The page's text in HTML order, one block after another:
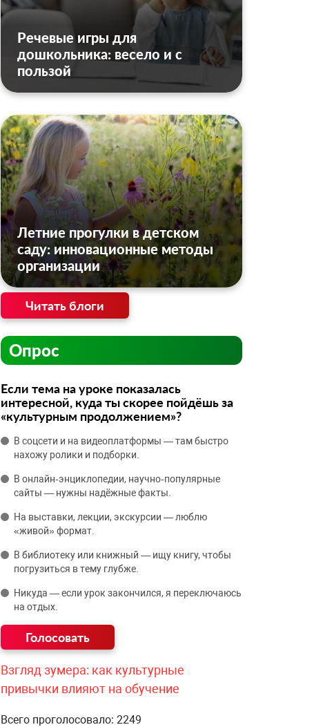
Речевые игры для
дошкольника: весело и с
пользой
Летние прогулки в детском
саду: инновационные методы
организации
Читать блоги
Опрос
Если тема на уроке показалась
интересной, куда ты скорее пойдёшь за
«культурным продолжением»?
В соцсети и на видеоплатформы — там быстро
нахожу ролики и подборки.
В онлайн‑энциклопедии, научно‑популярные
сайты — нужны надёжные факты.
На выставки, лекции, экскурсии — люблю
«живой» формат.
В библиотеку или книжный — ищу книгу, чтобы
погрузиться в тему глубже.
Никуда — если урок закончился, я переключаюсь
на отдых.
Взгляд зумера: как культурные
привычки влияют на обучение
Всего проголосовало: 2249